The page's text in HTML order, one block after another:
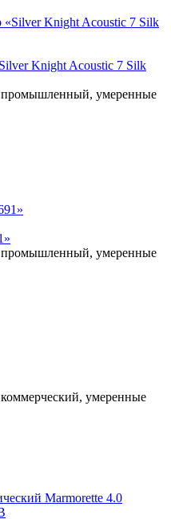
Knight Acoustic 7 Silk
промышленный, умеренные
промышленный, умеренные
умеренные